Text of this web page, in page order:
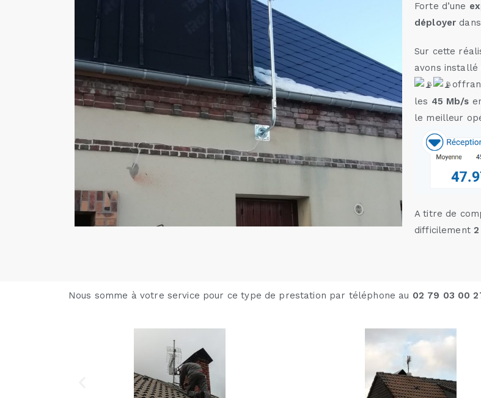
Forte d’une
déployer
Sur cette
avons installé
les 45 Mb/s
le meilleur
A titre de
difficilement
Nous somme à votre service pour ce type de prestation par téléphone au 02 79 03 00